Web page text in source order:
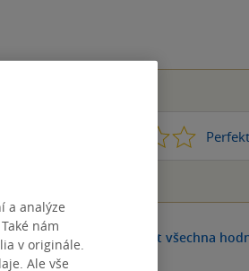
Zobrazit všechna
a analýze
nám
v originále.
Ale vše